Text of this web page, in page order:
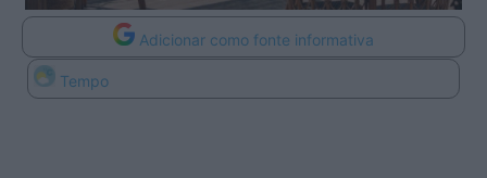
Adicionar como fonte informativa
Tempo